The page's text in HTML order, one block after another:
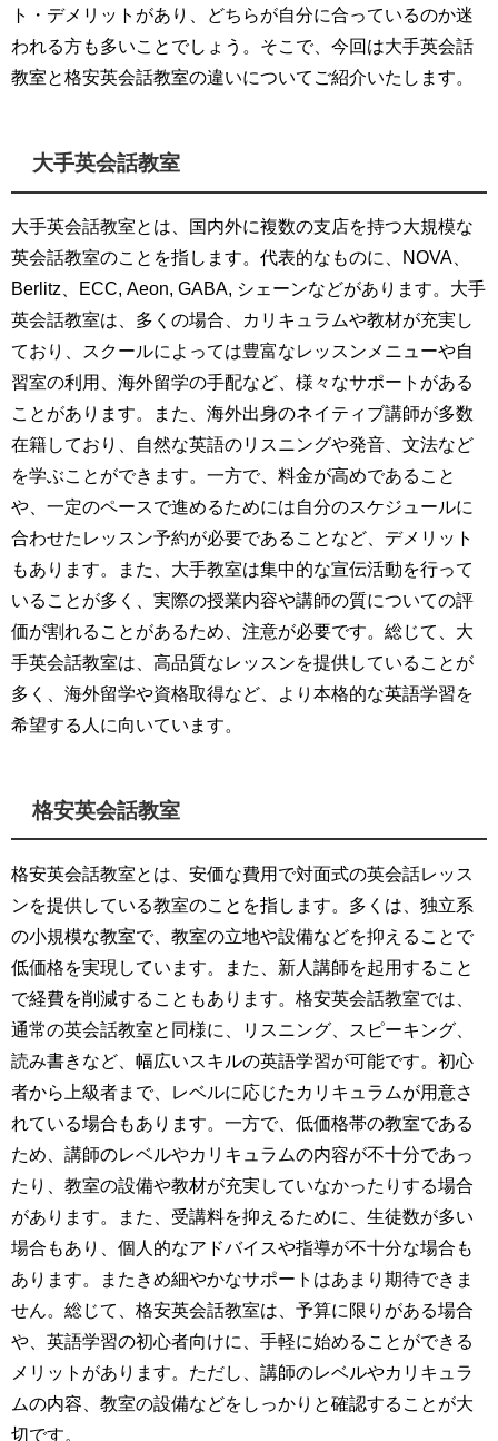
ト・デメリットがあり、どちらが自分に合っているのか迷
われる方も多いことでしょう。そこで、今回は大手英会話
教室と格安英会話教室の違いについてご紹介いたします。
大手英会話教室
大手英会話教室とは、国内外に複数の支店を持つ大規模な
英会話教室のことを指します。代表的なものに、NOVA、
Berlitz、ECC, Aeon, GABA, シェーンなどがあります。 大手
英会話教室は、多くの場合、カリキュラムや教材が充実し
ており、スクールによっては豊富なレッスンメニューや自
習室の利用、海外留学の手配など、様々なサポートがある
ことがあります。また、海外出身のネイティブ講師が多数
在籍しており、自然な英語のリスニングや発音、文法など
を学ぶことができます。 一方で、料金が高めであること
や、一定のペースで進めるためには自分のスケジュールに
合わせたレッスン予約が必要であることなど、デメリット
もあります。また、大手教室は集中的な宣伝活動を行って
いることが多く、実際の授業内容や講師の質についての評
価が割れることがあるため、注意が必要です。 総じて、大
手英会話教室は、高品質なレッスンを提供していることが
多く、海外留学や資格取得など、より本格的な英語学習を
希望する人に向いています。
格安英会話教室
格安英会話教室とは、安価な費用で対面式の英会話レッス
ンを提供している教室のことを指します。多くは、独立系
の小規模な教室で、教室の立地や設備などを抑えることで
低価格を実現しています。また、新人講師を起用すること
で経費を削減することもあります。 格安英会話教室では、
通常の英会話教室と同様に、リスニング、スピーキング、
読み書きなど、幅広いスキルの英語学習が可能です。初心
者から上級者まで、レベルに応じたカリキュラムが用意さ
れている場合もあります。 一方で、低価格帯の教室である
ため、講師のレベルやカリキュラムの内容が不十分であっ
たり、教室の設備や教材が充実していなかったりする場合
があります。また、受講料を抑えるために、生徒数が多い
場合もあり、個人的なアドバイスや指導が不十分な場合も
あります。またきめ細やかなサポートはあまり期待できま
せん。 総じて、格安英会話教室は、予算に限りがある場合
や、英語学習の初心者向けに、手軽に始めることができる
メリットがあります。ただし、講師のレベルやカリキュラ
ムの内容、教室の設備などをしっかりと確認することが大
切です。